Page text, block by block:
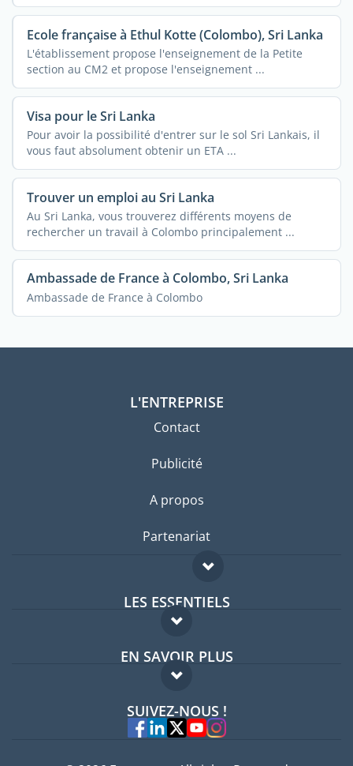
Ecole française à Ethul Kotte (Colombo), Sri Lanka
L'établissement propose l'enseignement de la Petite
section au CM2 et propose l'enseignement ...
Visa pour le Sri Lanka
Pour avoir la possibilité d'entrer sur le sol Sri Lankais, il
vous faut absolument obtenir un ETA ...
Trouver un emploi au Sri Lanka
Au Sri Lanka, vous trouverez différents moyens de
rechercher un travail à Colombo principalement ...
Ambassade de France à Colombo, Sri Lanka
Ambassade de France à Colombo
L'ENTREPRISE
Contact
Publicité
A propos
Partenariat
LES ESSENTIELS
Forum expatriés
Guides pays
EN SAVOIR PLUS
FAQ
Experts
SUIVEZ-NOUS !